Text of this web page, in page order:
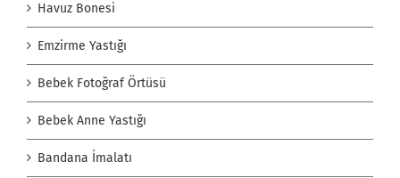
Havuz Bonesi
Emzirme Yastığı
Bebek Fotoğraf Örtüsü
Bebek Anne Yastığı
Bandana İmalatı